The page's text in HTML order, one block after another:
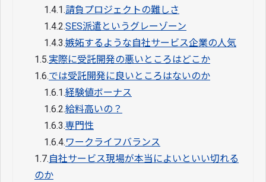
1.4.1.請負プロジェクトの難しさ
1.4.2.SES派遣というグレーゾーン
1.4.3.嫉妬するような自社サービス企業の人気
1.5.実際に受託開発の悪いところはどこか
1.6.では受託開発に良いところはないのか
1.6.1.経験値ボーナス
1.6.2.給料高いの？
1.6.3.専門性
1.6.4.ワークライフバランス
1.7.自社サービス現場が本当によいといい切れる
のか